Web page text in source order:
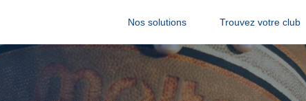
Nos solutions Trouvez votre club